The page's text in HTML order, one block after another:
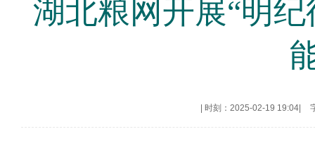
湖北粮网开展“明
时刻：2025-02-19 19:04